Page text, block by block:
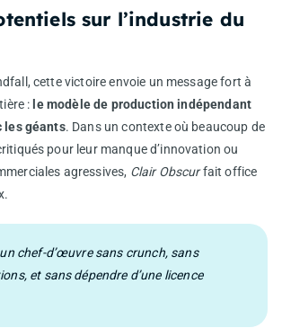
sur l’industrie du
cette victoire envoie un message fort à
: le modèle de production indépendant
les géants. Dans un contexte où beaucoup de
pour leur manque d’innovation ou
agressives, Clair Obscurfait office
chef-d’œuvre sans crunch, sans
et sans dépendre d’une licence